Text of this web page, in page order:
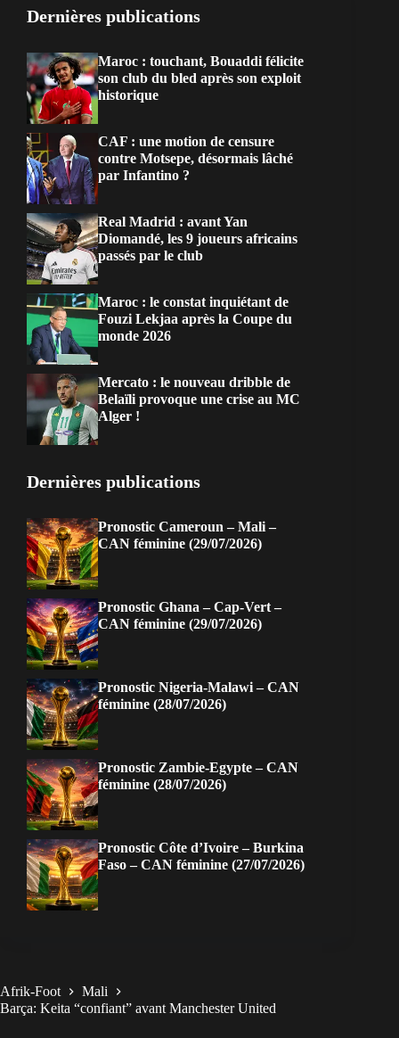
Dernières publications
Maroc : touchant, Bouaddi félicite
son club du bled après son exploit
historique
CAF : une motion de censure
contre Motsepe, désormais lâché
par Infantino ?
Real Madrid : avant Yan
Diomandé, les 9 joueurs africains
passés par le club
Maroc : le constat inquiétant de
Fouzi Lekjaa après la Coupe du
monde 2026
Mercato : le nouveau dribble de
Belaïli provoque une crise au MC
Alger !
Dernières publications
Pronostic Cameroun – Mali –
CAN féminine (29/07/2026)
Pronostic Ghana – Cap-Vert –
CAN féminine (29/07/2026)
Pronostic Nigeria-Malawi – CAN
féminine (28/07/2026)
Pronostic Zambie-Egypte – CAN
féminine (28/07/2026)
Pronostic Côte d’Ivoire – Burkina
Faso – CAN féminine (27/07/2026)
Afrik-Foot
Mali
Barça: Keita “confiant” avant Manchester United